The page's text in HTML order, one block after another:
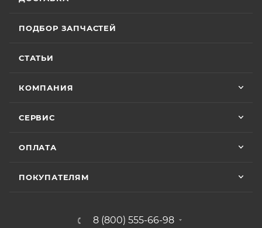
ПОДБОР ЗАПЧАСТЕЙ
СТАТЬИ
КОМПАНИЯ
СЕРВИС
ОПЛАТА
ПОКУПАТЕЛЯМ
8 (800) 555-66-98